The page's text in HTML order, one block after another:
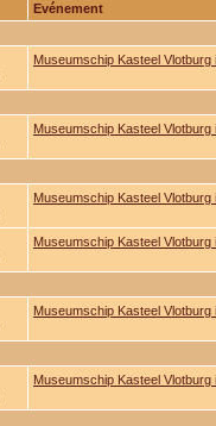
Evénement
Museumschip Kasteel Vlotburg
Museumschip Kasteel Vlotburg
Museumschip Kasteel Vlotburg
Museumschip Kasteel Vlotburg
Museumschip Kasteel Vlotburg
Museumschip Kasteel Vlotburg